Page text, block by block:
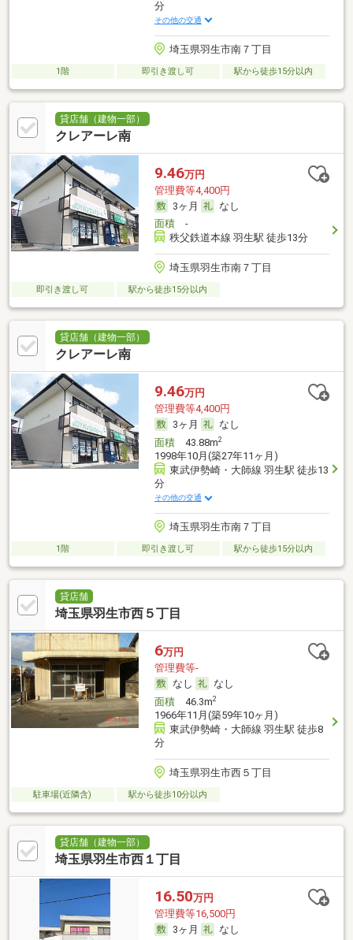
分
その他の交通
埼玉県羽生市南７丁目
1階 即引き渡し可 駅から徒歩15分以内
貸店舗（建物一部）
クレアーレ南
9.46万円
管理費等4,400円
3ヶ月
なし
面積-
秩父鉄道本線 羽生駅 徒歩13分
埼玉県羽生市南７丁目
即引き渡し可 駅から徒歩15分以内
貸店舗（建物一部）
クレアーレ南
9.46万円
管理費等4,400円
3ヶ月
なし
面積43.88m2
1998年10月(築27年11ヶ月)
東武伊勢崎・大師線 羽生駅 徒歩13
分
その他の交通
埼玉県羽生市南７丁目
1階 即引き渡し可 駅から徒歩15分以内
貸店舗
埼玉県羽生市西５丁目
6万円
管理費等-
なし
なし
面積46.3m2
1966年11月(築59年10ヶ月)
東武伊勢崎・大師線 羽生駅 徒歩8
分
埼玉県羽生市西５丁目
駐車場(近隣含) 駅から徒歩10分以内
貸店舗（建物一部）
埼玉県羽生市西１丁目
16.50万円
管理費等16,500円
3ヶ月
なし